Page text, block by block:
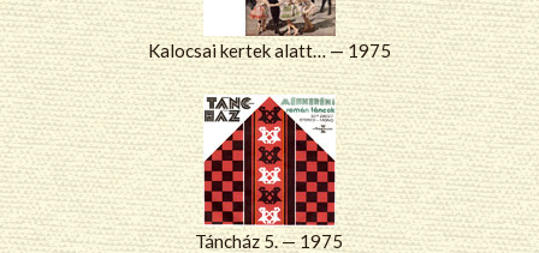
Kalocsai kertek alatt… — 1975
Táncház 5. — 1975